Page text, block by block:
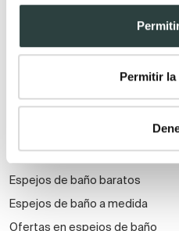
Permitir
Espejos de baño con baldas y
Espejos de baño baratos
Espejos de baño a medida
Ofertas en espejos de baño